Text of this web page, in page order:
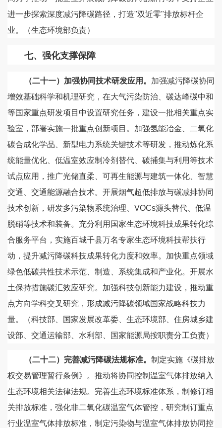
进一步探索深度减污降碳路径，打造"双近零"排放标杆企
业。（生态环境部负责）
七、强化支撑保障
（二十一）加强协同技术研发应用。 加强减污降碳协同
增效基础科学和机理研究，在大气污染防治、碳达峰碳中和
等国家重点研发项目中设置研究任务，建设一批相关重点实
验室，部署实施一批重点创新项目。加强氢能冶金、二氧化
碳合成化学品、新型电力系统关键技术等研发，推动炼化系
统能量优化、低温室效应制冷剂替代、碳捕集与利用等技术
试点应用，推广光储直柔、可再生能源与建筑一体化、智慧
交通、交通能源融合技术。开展烟气超低排放与碳减排协同
技术创新，研发多污染物系统治理、VOCs源头替代、低温
脱硝等技术和装备。充分利用国家生态环境科技成果转化综
合服务平台，实施百城千县万名专家生态环境科技帮扶行
动，提升减污降碳科技成果转化力度和效率。加快重点领域
绿色低碳共性技术示范、制造、系统集成和产业化。开展水
土保持措施碳汇效应研究。加强科技创新能力建设，推动重
点方向学科交叉研究，形成减污降碳领域国家战略科技力
量。（科技部、国家发展改革委、生态环境部、住房城乡建
设部、交通运输部、水利部、国家能源局按职责分工负责）
（二十二）完善减污降碳法规标准。 制定实施《碳排放
权交易管理暂行条例》。推动将协同控制温室气体排放纳入
生态环境相关法律法规。完善生态环境标准体系，制修订相
关排放标准，强化非二氧化碳温室气体管控，研究制订重点
行业温室气体排放标准，制定污染物与温室气体排放协同控